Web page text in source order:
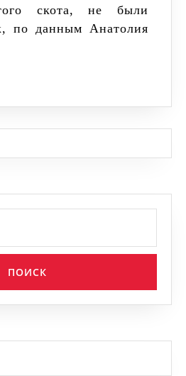
скота, не были
по данным Анатолия